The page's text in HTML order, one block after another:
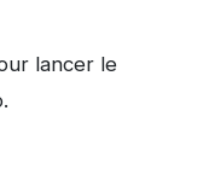
lancer le